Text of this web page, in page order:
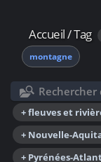
Accueil/Tag
montagne
Rechercher
+ fleuves et
+ Nouvelle-
+ Pyrénées-